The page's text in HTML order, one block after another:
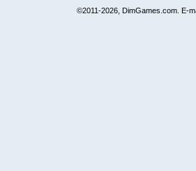
©2011-2026, DimGames.com. E-